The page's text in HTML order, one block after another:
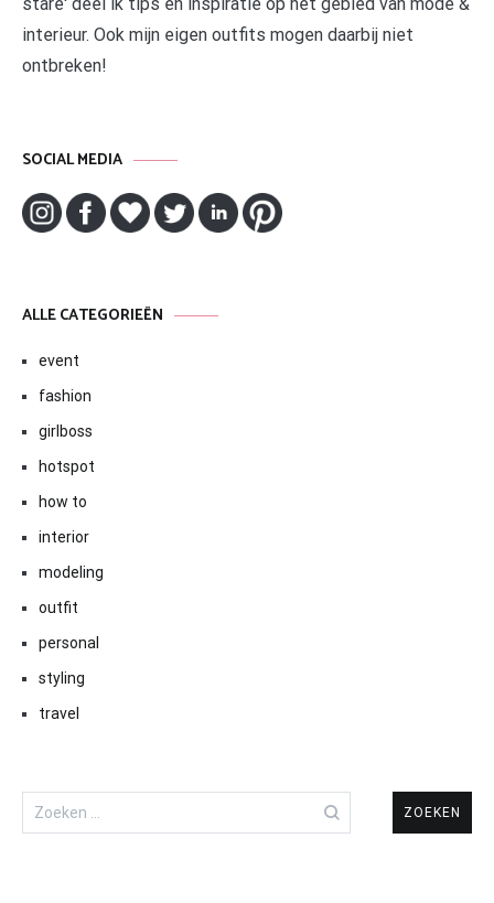
stare' deel ik tips en inspiratie op het gebied van mode &
interieur. Ook mijn eigen outfits mogen daarbij niet
ontbreken!
SOCIAL MEDIA
ALLE CATEGORIEËN
event
fashion
girlboss
hotspot
how to
interior
modeling
outfit
personal
styling
travel
Zoeken
naar: